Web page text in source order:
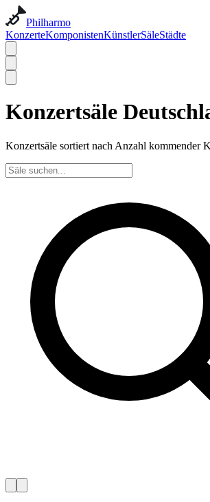
Philharmo
KonzerteKomponistenKünstlerSäleStädte
Konzertsäle
Konzertsäle sortiert nach Anzahl kommender